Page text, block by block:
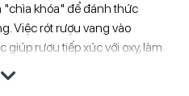
"chìa khóa" để đánh thức
Việc rót rượu vang vào
rượu tiếp xúc với oxy, làm